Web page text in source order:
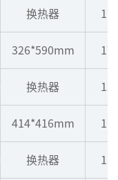
换热器
326*590mm
换热器
414*416mm
换热器